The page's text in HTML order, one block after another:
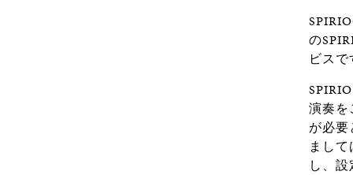
の
ビス
演奏を
が必
まし
し、